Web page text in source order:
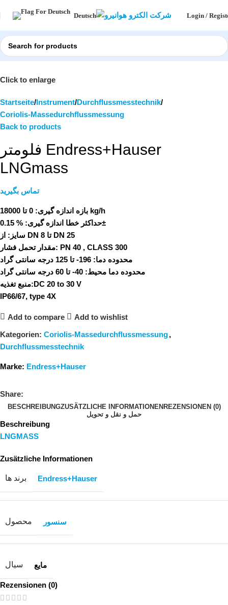
Deutsch Login /
Click to enlarge
Startseite Instrument Durchflussmesstechnik
Coriolis-Massedurchflussmessung
Back to products
فلومتر Endress+Hauser
LNGmass
تماس بگیرید
بازه اندازه گیری: 0 تا 18000 kg/h
حداکثر خطا اندازه گیری:% 0.15±
سایز:
از DN 8 تا DN 25
مقدار تحمل فشار: PN 40 , CLASS 300
محدوده دما:
محدوده دما محیط:
منبع تغذیه:DC 20 to 30 V
IP66/67, type 4X
Add to compare Add to wishlist
Kategorien: Coriolis-Massedurchflussmessung,
Durchflussmesstechnik
Marke: Endress+Hauser
Share:
BESCHREIBUNGZUSÄTZLICHE INFORMATIONEN REZENSIONEN (0)
حمل و نقل و تحویل
Beschreibung
LNGMASS
Zusätzliche Informationen
برند ها Endress+Hauser
محصول سنسور
سیال مایع
Rezensionen (0)